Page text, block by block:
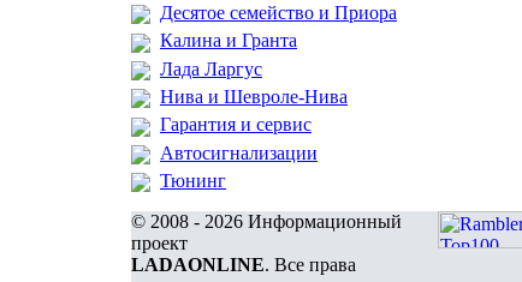
Десятое семейство и Приора
Калина и Гранта
Лада Ларгус
Нива и Шевроле-Нива
Гарантия и сервис
Автосигнализации
Тюнинг
© 2008 - 2026 Информационный
проект
LADAONLINE. Все права